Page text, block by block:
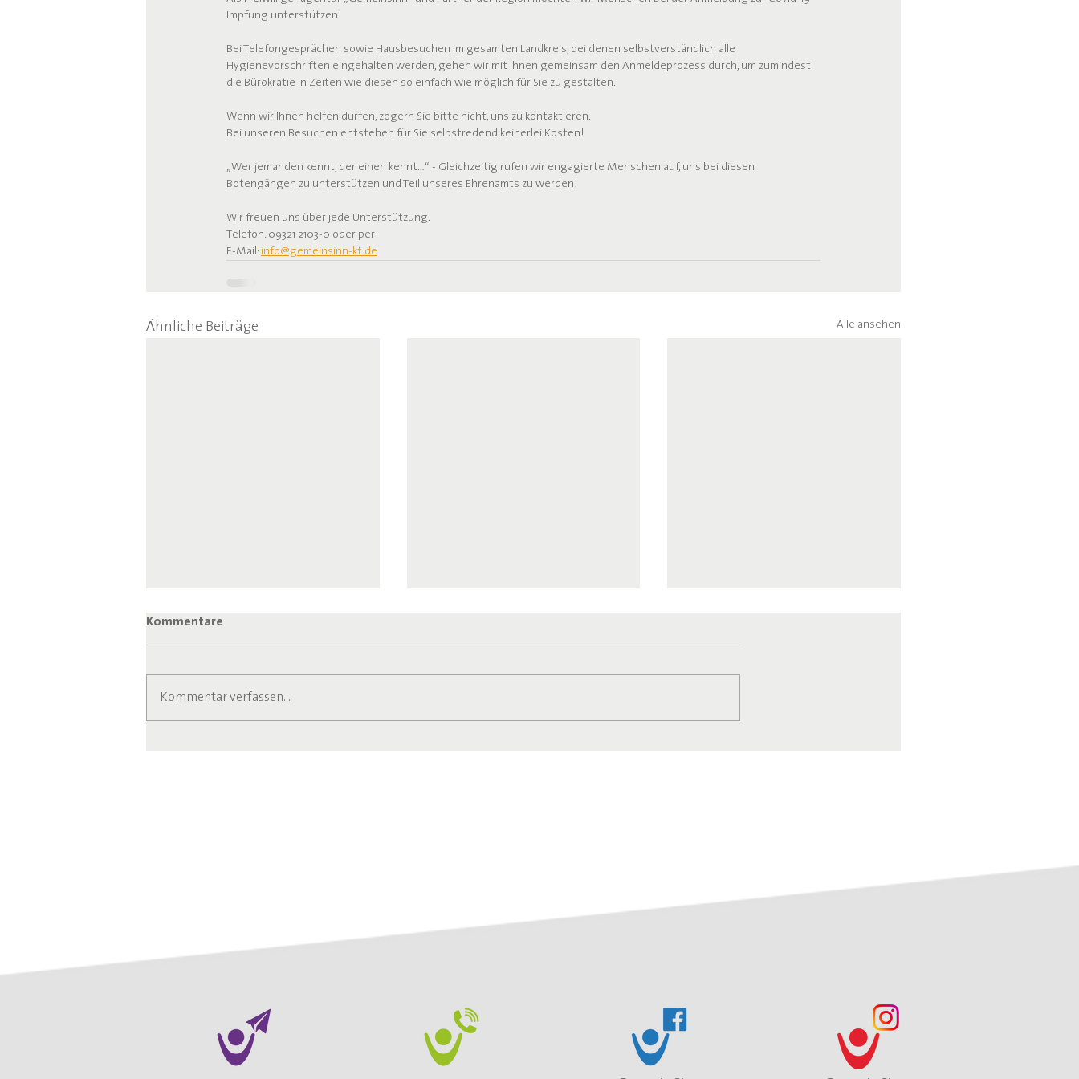
Impfung unterstützen!
Bei Telefongesprächen sowie Hausbesuchen im gesamten Landkreis, bei denen selbstverständlich alle
Hygienevorschriften eingehalten werden, gehen wir mit Ihnen gemeinsam den Anmeldeprozess durch, um zumindest
die Bürokratie in Zeiten wie diesen so einfach wie möglich für Sie zu gestalten.
Wenn wir Ihnen helfen dürfen, zögern Sie bitte nicht, uns zu kontaktieren.
Bei unseren Besuchen entstehen für Sie selbstredend keinerlei Kosten!
„Wer jemanden kennt, der einen kennt…“ - Gleichzeitig rufen wir engagierte Menschen auf, uns bei diesen
Botengängen zu unterstützen und Teil unseres Ehrenamts zu werden!
Wir freuen uns über jede Unterstützung.
Telefon: 09321 2103-0 oder per
E-Mail: info@gemeinsinn-kt.de
Ähnliche Beiträge Alle ansehen
Kommentare
Kommentar verfassen...